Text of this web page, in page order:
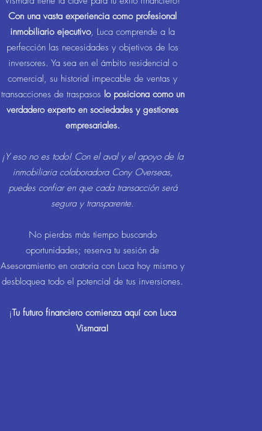
Con una vasta experiencia como profesional
inmobiliario ejecutivo, Luca comprende a la
perfección las necesidades y objetivos de los
inversores. Ya sea en el ámbito residencial o
comercial, su historial impecable de ventas y
transacciones de traspasos lo posiciona como un
verdadero experto en sociedades y gestiones
empresariales.
¡Y eso no es todo! Con el aval y el apoyo de la
inmobiliaria colaboradora Cony Overseas,
puedes confiar en que cada transacción será
segura y transparente.
No pierdas más tiempo buscando
oportunidades; reserva tu sesión de
Asesoramiento en oratoria con Luca hoy mismo y
desbloquea todo el potencial de tus inversiones.
¡Tu futuro financiero comienza aquí con Luca
Vismara!